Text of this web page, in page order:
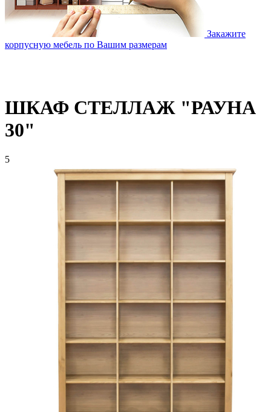
Закажите
корпусную мебель по Вашим размерам
ШКАФ СТЕЛЛАЖ "РАУНА
30"
5